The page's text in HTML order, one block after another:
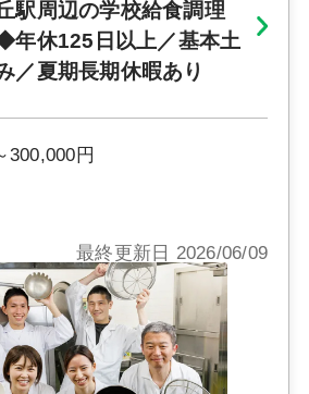
駅周辺の学校給食調理
年休125日以上／基本土
／夏期長期休暇あり
300,000円
最終更新日 2026/06/09